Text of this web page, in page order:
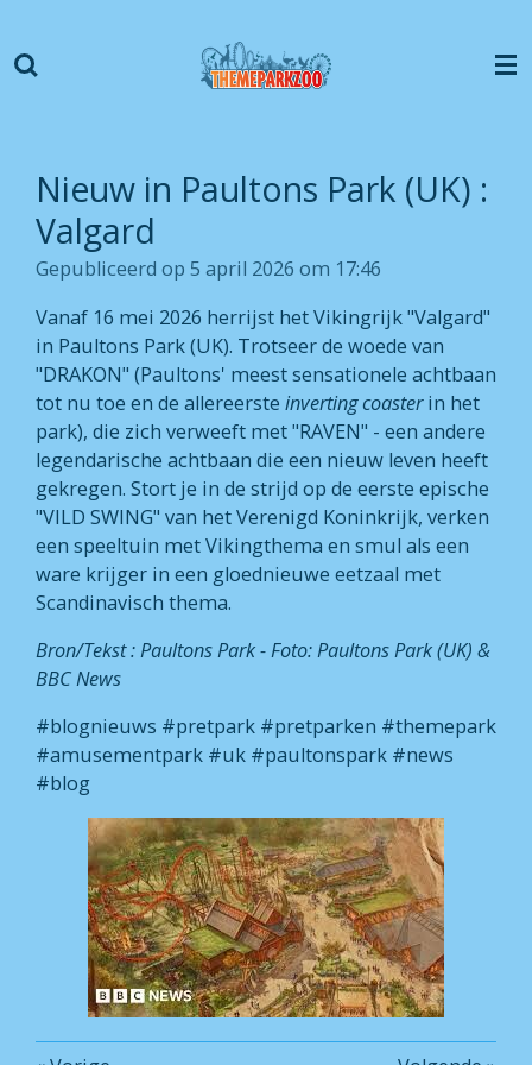
direct
naar
Nieuw in Paultons Park (UK) :
Valgard
Gepubliceerd op 5 april 2026 om 17:46
Vanaf 16 mei 2026 herrijst het Vikingrijk "Valgard"
in Paultons Park (UK). Trotseer de woede van
"DRAKON" (Paultons' meest sensationele achtbaan
tot nu toe en de allereerste inverting coasterin het
park), die zich verweeft met "RAVEN" - een andere
legendarische achtbaan die een nieuw leven heeft
gekregen. Stort je in de strijd op de eerste epische
"VILD SWING" van het Verenigd Koninkrijk, verken
een speeltuin met Vikingthema en smul als een
ware krijger in een gloednieuwe eetzaal met
Scandinavisch thema.
Bron/Tekst : Paultons Park - Foto: Paultons Park (UK) &
BBC News
#blognieuws #pretpark #pretparken #themepark
#amusementpark #uk #paultonspark #news
#blog